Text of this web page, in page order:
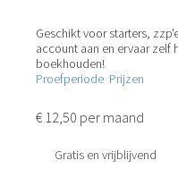
Geschikt voor starters,
account aan en ervaar zelf
boekhouden!
Proefperiode Prijzen
€ 12,50 per maand
Gratis en vrijblijvend